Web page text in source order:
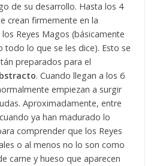
de su desarrollo. Hasta los 4
crean firmemente en la
Reyes Magos (básicamente
todo lo que se les dice). Esto se
preparados para el
. Cuando llegan a los 6
empiezan a surgir
Aproximadamente, entre
ya han madurado lo
comprender que los Reyes
o al menos no lo son como
carne y hueso que aparecen